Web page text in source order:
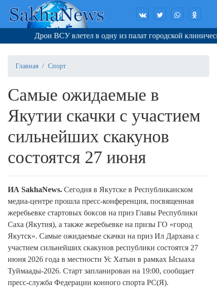
Дрон ВСУ влетел в одну из палат городской
Главная Спорт
Самые ожидаемые в
Якутии скачки с участием
сильнейших скакунов
состоятся 27 июня
ИА SakhaNews. Сегодня в Якутске в Республиканском
медиа-центре прошла пресс-конференция, посвященная
жеребьевке стартовых боксов на приз Главы Республики
Саха (Якутия), а также жеребьевке на призы ГО «город
Якутск». Самые ожидаемые скачки на приз Ил Дархана с
участием сильнейших скакунов республики состоятся 27
июня 2026 года в местности Ус Хатын в рамках Ысыаха
Туймаады-2026. Старт запланирован на 19:00, сообщает
пресс-служба Федерации конного спорта РС(Я).